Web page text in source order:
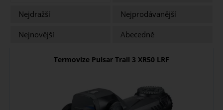
Nejdražší
Nejprodávanější
Nejnovější
Abecedně
Termovize Pulsar Trail 3 XR50 LRF